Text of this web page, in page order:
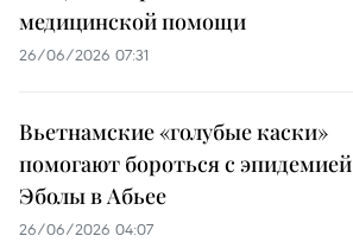
медицинской помощи
26/06/2026 07:31
Вьетнамские «голубые каски»
помогают бороться с эпидемией
Эболы в Абьее
26/06/2026 04:07